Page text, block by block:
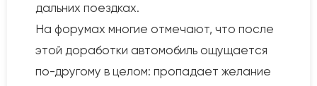
дальних поездках.
На форумах многие отмечают, что после
этой доработки автомобиль ощущается
по-другому в целом: пропадает желание